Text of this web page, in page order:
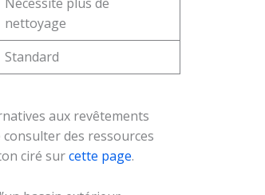
nettoyage
Standard
aux revêtements
des ressources
ciré surcette page.